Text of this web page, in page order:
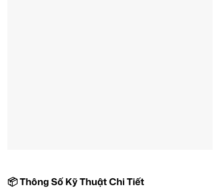
📦 Thông Số Kỹ Thuật Chi Tiết